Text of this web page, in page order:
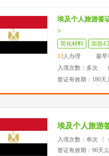
埃及个人旅游签
>
简化材料 加急4
13人办理 最早
入境次数：多次
签证有效期：180
埃及个人旅游
入境次数：单次
签证有效期：90天,